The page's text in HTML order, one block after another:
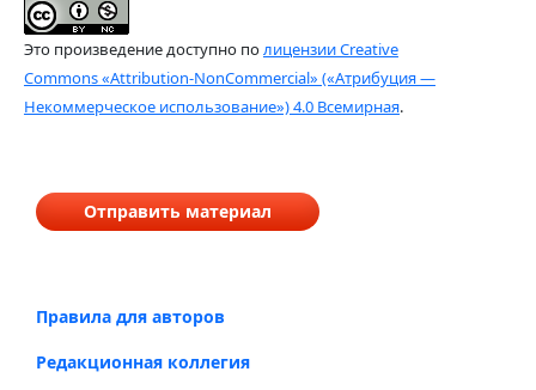
Это произведение доступно по лицензии Creative
Commons «Attribution-NonCommercial» («Атрибуция —
Некоммерческое использование») 4.0 Всемирная.
Отправить материал
Правила для авторов
Редакционная коллегия